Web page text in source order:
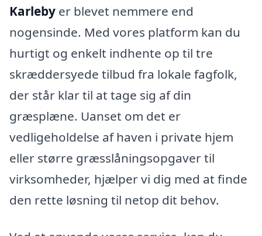
Karleby er blevet nemmere end
nogensinde. Med vores platform kan du
hurtigt og enkelt indhente op til tre
skræddersyede tilbud fra lokale fagfolk,
der står klar til at tage sig af din
græsplæne. Uanset om det er
vedligeholdelse af haven i private hjem
eller større græsslåningsopgaver til
virksomheder, hjælper vi dig med at finde
den rette løsning til netop dit behov.